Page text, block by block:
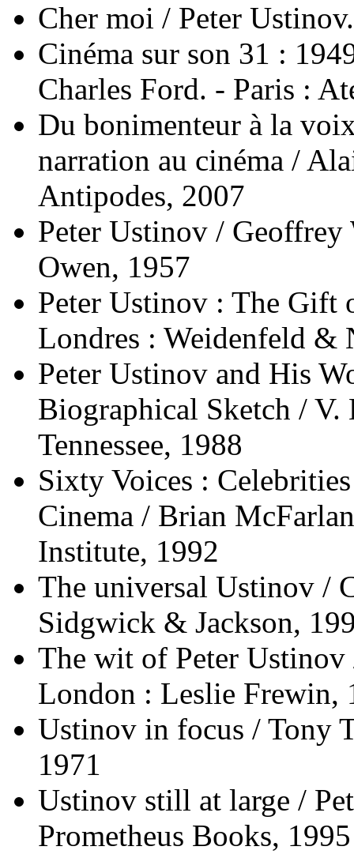
Cher moi / Peter
Cinéma sur son 31 :
Charles Ford. - Paris :
Du bonimenteur à la
narration au cinéma /
Antipodes, 2007
Peter Ustinov /
Owen, 1957
Peter Ustinov : The Gift
Londres : Weidenfeld &
Peter Ustinov and His
Biographical Sketch /
Tennessee, 1988
Sixty Voices :
Cinema / Brian
Institute, 1992
The universal Ustinov /
Sidgwick & Jackson,
The wit of Peter
London : Leslie Frewin,
Ustinov in focus / Tony
1971
Ustinov still at large /
Prometheus Books, 1995